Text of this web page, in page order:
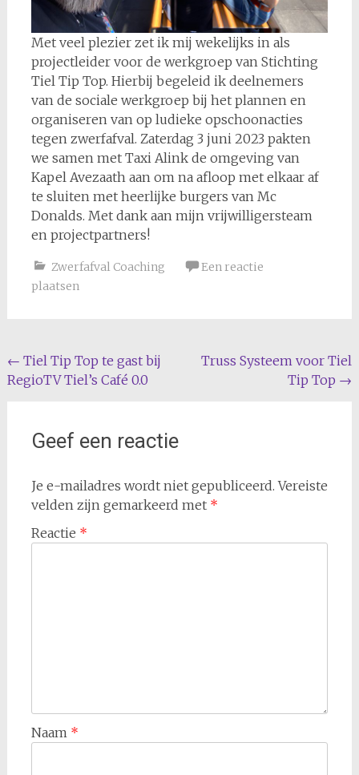
Met veel plezier zet ik mij wekelijks in als
projectleider voor de werkgroep van Stichting
Tiel Tip Top. Hierbij begeleid ik deelnemers
van de sociale werkgroep bij het plannen en
organiseren van op ludieke opschoonacties
tegen zwerfafval. Zaterdag 3 juni 2023 pakten
we samen met Taxi Alink de omgeving van
Kapel Avezaath aan om na afloop met elkaar af
te sluiten met heerlijke burgers van Mc
Donalds. Met dank aan mijn vrijwilligersteam
en projectpartners!
Zwerfafval Coaching
Een reactie
plaatsen
Bericht
navigatie
← Tiel Tip Top te gast bij
RegioTV Tiel’s Café 0.0
Truss Systeem voor Tiel
Tip Top →
Geef een reactie
Je e-mailadres wordt niet gepubliceerd. Vereiste
velden zijn gemarkeerd met *
Reactie *
Naam *